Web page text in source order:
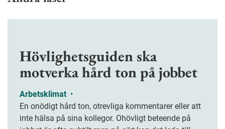
Hövlighetsguiden ska
motverka hård ton på jobbet
Arbetsklimat •
En onödigt hård ton, otrevliga kommentarer eller att
inte hälsa på sina kollegor. Ohövligt beteende på